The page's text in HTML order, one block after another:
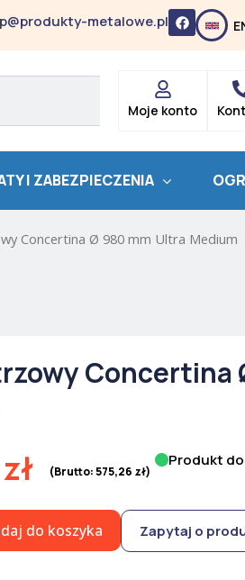
metalowe.pl F
a
c
e
k
Moje konto
I ZABEZPIECZENIA
Concertina Ø 980 mm Ultra Medium
Concertina
zł (Brutto:575,26 zł)
Produkt
do koszyka Zapytaj o